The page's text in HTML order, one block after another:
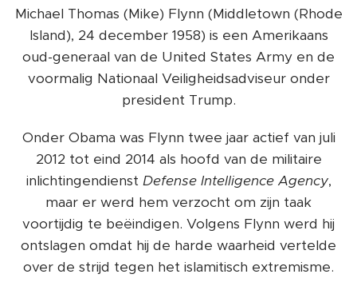
Michael Thomas (Mike) Flynn (Middletown (Rhode
Island), 24 december 1958) is een Amerikaans
oud-generaal van de United States Army en de
voormalig Nationaal Veiligheidsadviseur onder
president Trump.
Onder Obama was Flynn twee jaar actief van juli
2012 tot eind 2014 als hoofd van de militaire
inlichtingendienst Defense Intelligence Agency,
maar er werd hem verzocht om zijn taak
voortijdig te beëindigen. Volgens Flynn werd hij
ontslagen omdat hij de harde waarheid vertelde
over de strijd tegen het islamitisch extremisme.